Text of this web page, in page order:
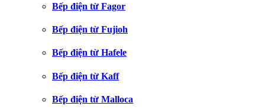
Bếp điện từ Fagor
Bếp điện từ Fujioh
Bếp điện từ Hafele
Bếp điện từ Kaff
Bếp điện từ Malloca